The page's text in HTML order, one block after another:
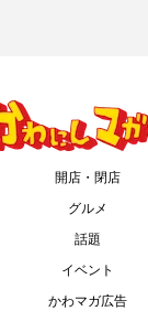
開店・閉店
グルメ
話題
イベント
かわマガ広告